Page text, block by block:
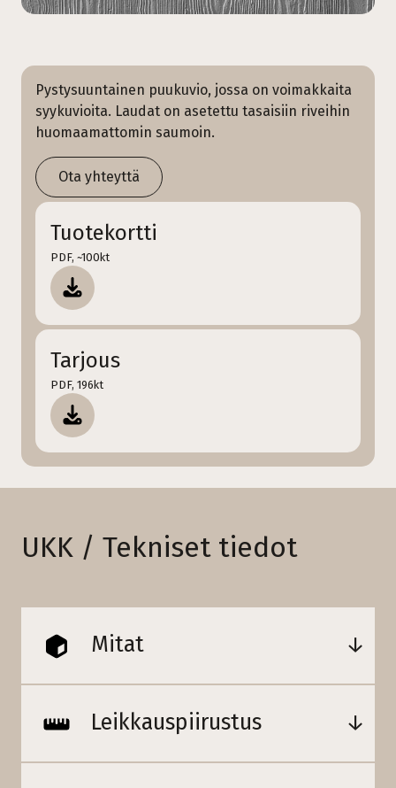
Pystysuuntainen puukuvio, jossa on voimakkaita
syykuvioita. Laudat on asetettu tasaisiin riveihin
huomaamattomin saumoin.
Ota yhteyttä
Tuotekortti
PDF, ~100kt
Tarjous
PDF, 196kt
UKK / Tekniset tiedot
Mitat
Leikkauspiirustus